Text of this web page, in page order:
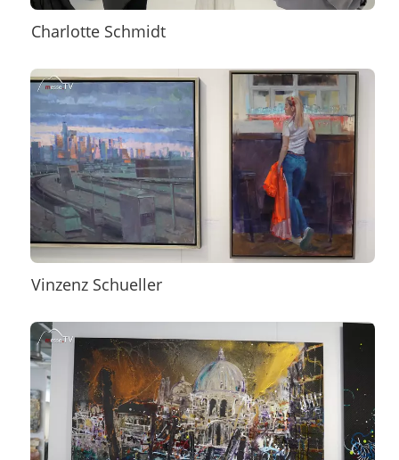
Charlotte Schmidt
Vinzenz Schueller